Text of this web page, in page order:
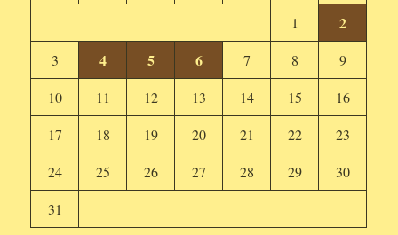
1
2
3 4 5 6 7 8
9
10
11 12 13 14 15
16
17
18 19 20 21 22
23
24
25 26 27 28 29
30
31